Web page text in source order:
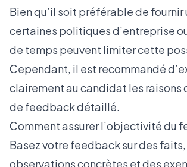
Bien qu’il soit préférable de fournir
certaines politiques d’entreprise
de temps peuvent limiter cette
Cependant, il est recommandé
clairement au candidat les raisons
de feedback détaillé.
Comment assurer l’objectivité du
Basez votre feedback sur des
observations concrètes et des